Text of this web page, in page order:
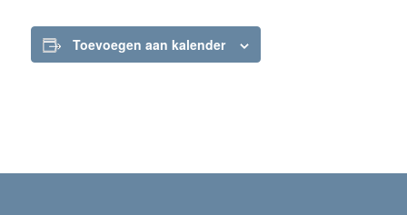
Toevoegen aan kalender